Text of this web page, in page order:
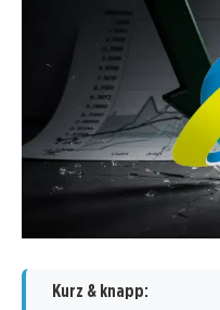
Kurz & knapp: